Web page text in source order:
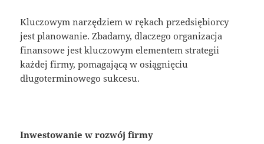
Kluczowym narzędziem w rękach przedsiębiorcy
jest planowanie. Zbadamy, dlaczego organizacja
finansowe jest kluczowym elementem strategii
każdej firmy, pomagającą w osiągnięciu
długoterminowego sukcesu.
Inwestowanie w rozwój firmy